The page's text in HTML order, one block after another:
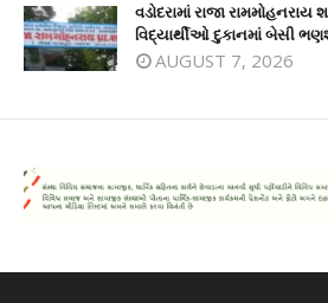
વડોદરામાં રાજા રામમોહનરાય
વિદ્યાર્થીઓ દુકાનમાં બેસી
AUGUST 7, 2026